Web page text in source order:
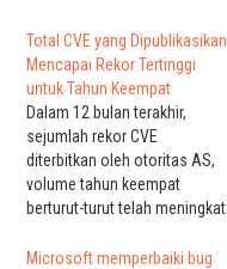
Total CVE yang Dipublikasikan
Mencapai Rekor Tertinggi
untuk Tahun Keempat
Dalam 12 bulan terakhir,
sejumlah rekor CVE
diterbitkan oleh otoritas AS,
volume tahun keempat
berturut-turut telah meningkat.
kerentanan dalam kode
Microsoft memperbaiki bug